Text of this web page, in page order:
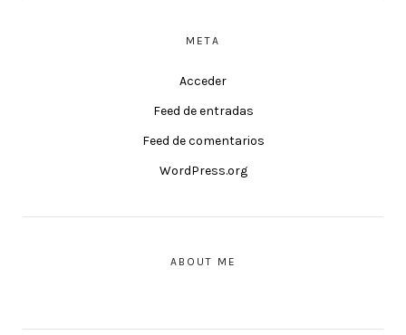
META
Acceder
Feed de entradas
Feed de comentarios
WordPress.org
ABOUT ME